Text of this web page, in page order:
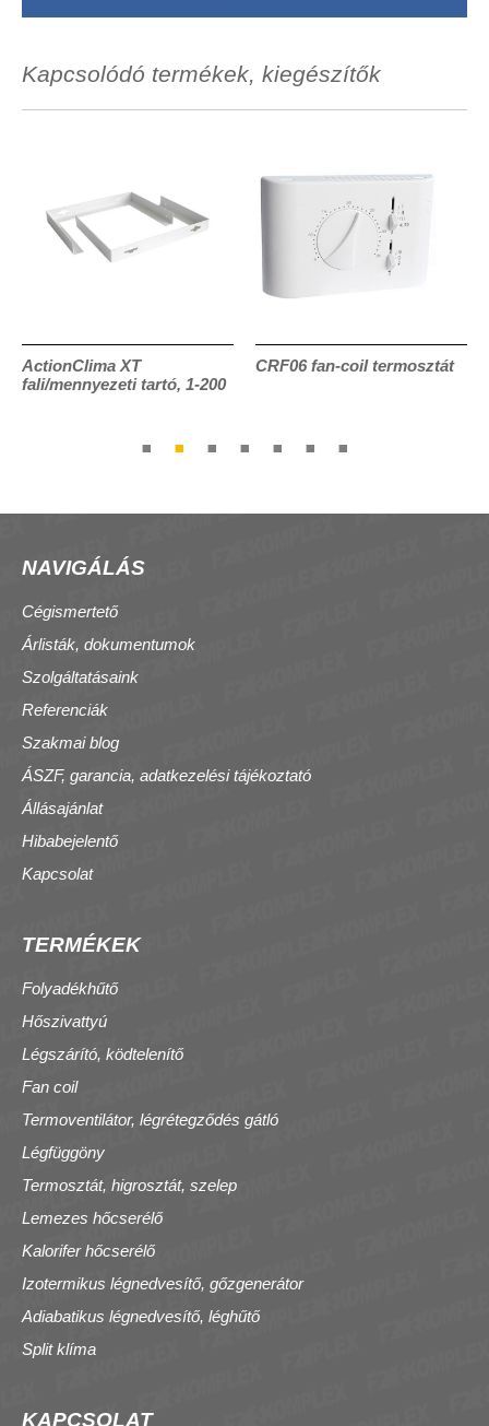
Kapcsolódó termékek, kiegészítők
ActionClima XT
fali/mennyezeti tartó, 1-200
CRF06 fan-coil termosztát
NAVIGÁLÁS
Cégismertető
Árlisták, dokumentumok
Szolgáltatásaink
Referenciák
Szakmai blog
ÁSZF, garancia, adatkezelési tájékoztató
Állásajánlat
Hibabejelentő
Kapcsolat
TERMÉKEK
Folyadékhűtő
Hőszivattyú
Légszárító, ködtelenítő
Fan coil
Termoventilátor, légrétegződés gátló
Légfüggöny
Termosztát, higrosztát, szelep
Lemezes hőcserélő
Kalorifer hőcserélő
Izotermikus légnedvesítő, gőzgenerátor
Adiabatikus légnedvesítő, léghűtő
Split klíma
KAPCSOLAT